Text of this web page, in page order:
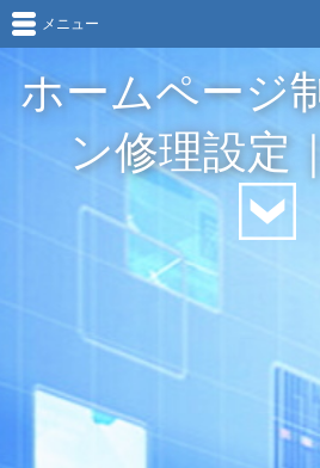
ホームページ
ン修理設定
メニュー